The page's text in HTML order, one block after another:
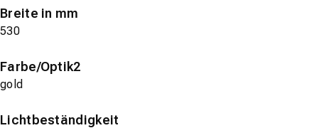
Breite in mm
530
Farbe/Optik2
gold
Lichtbeständigkeit